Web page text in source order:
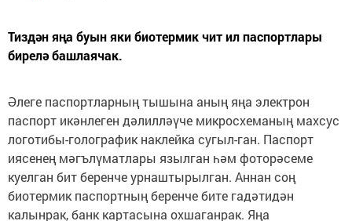
Тиздән яңа буын яки биотермик чит ил паспортлары
бирелә башлаячак.
Әлеге паспортларның тышына аның яңа электрон
паспорт икәнлеген дәлилләүче микросхеманың махсус
логотибы-голографик наклейка сугыл-ган. Паспорт
иясенең мәгълүматлары язылган һәм фоторәсеме
куелган бит беренче урнаштырылган. Аннан соң
биотермик паспортның беренче бите гадәтидән
калынрак, банк картасына охшаганрак. Яңа